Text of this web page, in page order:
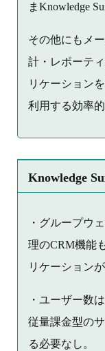
まKnowledge
その他にもメ
計・レポーテ
リケーション
利用する効率
Knowledge
・グループウ
理のCRM機能
リケーション
・ユーザー数
従量課金型の
る必要なし。